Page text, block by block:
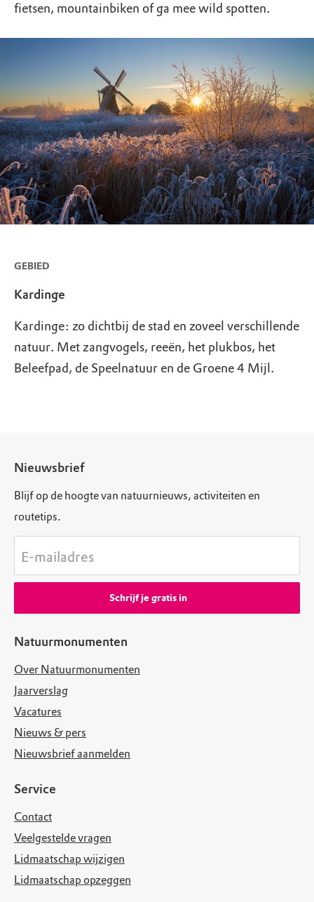
fietsen, mountainbiken of ga mee wild spotten.
GEBIED
Kardinge
Kardinge: zo dichtbij de stad en zoveel verschillende
natuur. Met zangvogels, reeën, het plukbos, het
Beleefpad, de Speelnatuur en de Groene 4 Mijl.
Natuurmonumenten
Over Natuurmonumenten
Jaarverslag
Vacatures
Nieuws & pers
Nieuwsbrief aanmelden
Service
Contact
Veelgestelde vragen
Lidmaatschap wijzigen
Lidmaatschap opzeggen
Nieuwsbrief
Blijf op de hoogte van natuurnieuws, activiteiten en
routetips.
E-mailadres
Schrijf je gratis in